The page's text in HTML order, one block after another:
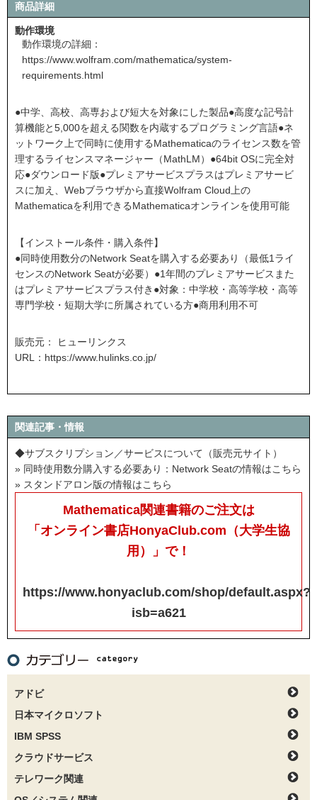
商品詳細
動作環境
動作環境の詳細：
https://www.wolfram.com/mathematica/system-
requirements.html
●中学、高校、高専および短大を対象にした製品●高度な記号計
算機能と5,000を超える関数を内蔵するプログラミング言語●ネ
ットワーク上で同時に使用するMathematicaのライセンス数を管
理するライセンスマネージャー（MathLM）●64bit OSに完全対
応●ダウンロード版●プレミアサービスプラスはプレミアサービ
スに加え、Webブラウザから直接Wolfram Cloud上の
Mathematicaを利用できるMathematicaオンラインを使用可能
【インストール条件・購入条件】
●同時使用数分のNetwork Seatを購入する必要あり（最低1ライ
センスのNetwork Seatが必要）●1年間のプレミアサービスまた
はプレミアサービスプラス付き●対象：中学校・高等学校・高等
専門学校・短期大学に所属されている方●商用利用不可
販売元： ヒューリンクス
URL： https://www.hulinks.co.jp/
関連記事・情報
◆サブスクリプション／サービスについて（販売元サイト）
» 同時使用数分購入する必要あり：Network Seatの情報はこちら
» スタンドアロン版の情報はこちら
Mathematica関連書籍のご注文は
「オンライン書店HonyaClub.com（大学生協
用）」で！
https://www.honyaclub.com/shop/default.aspx?
isb=a621
アドビ
日本マイクロソフト
IBM SPSS
クラウドサービス
テレワーク関連